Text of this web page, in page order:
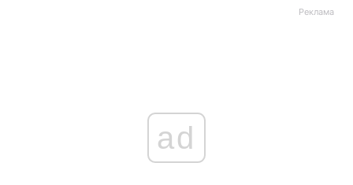
Реклама
ad